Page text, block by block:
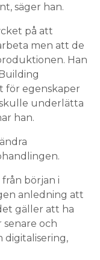
säger han.
på att
men att de
Han
för egenskaper
underlätta
han.
början i
anledning att
gäller att ha
senare och